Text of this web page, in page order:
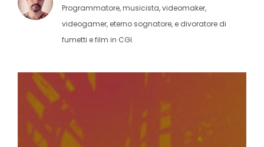
Programmatore, musicista, videomaker,
videogamer, eterno sognatore, e divoratore di
fumetti e film in CGI.